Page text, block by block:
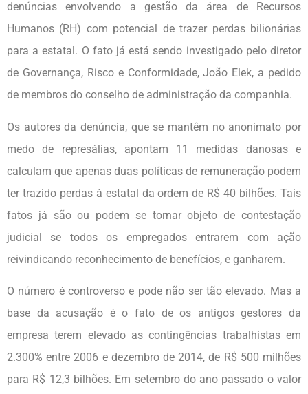
denúncias envolvendo a gestão da área de Recursos
Humanos (RH) com potencial de trazer perdas bilionárias
para a estatal. O fato já está sendo investigado pelo diretor
de Governança, Risco e Conformidade, João Elek, a pedido
de membros do conselho de administração da companhia.
Os autores da denúncia, que se mantêm no anonimato por
medo de represálias, apontam 11 medidas danosas e
calculam que apenas duas políticas de remuneração podem
ter trazido perdas à estatal da ordem de R$ 40 bilhões. Tais
fatos já são ou podem se tornar objeto de contestação
judicial se todos os empregados entrarem com ação
reivindicando reconhecimento de benefícios, e ganharem.
O número é controverso e pode não ser tão elevado. Mas a
base da acusação é o fato de os antigos gestores da
empresa terem elevado as contingências trabalhistas em
2.300% entre 2006 e dezembro de 2014, de R$ 500 milhões
para R$ 12,3 bilhões. Em setembro do ano passado o valor